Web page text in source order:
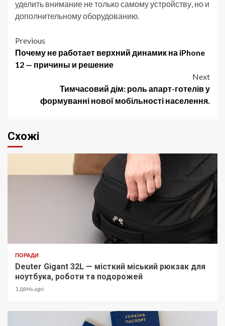
уделить внимание не только самому устройству, но и
дополнительному оборудованию.
Post
navigation
Previous
Почему не работает верхний динамик на iPhone
12 — причины и решение
Next
Тимчасовий дім: роль апарт-готелів у
формуванні нової мобільності населення.
Схожі
ПОРАДИ
Deuter Gigant 32L — місткий міський рюкзак для
ноутбука, роботи та подорожей
1 день ago